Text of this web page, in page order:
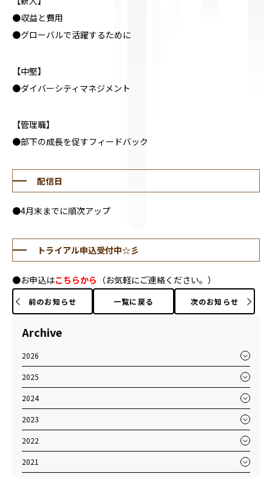
●収益と費用
●グローバルで活躍するために
【中堅】
●ダイバーシティマネジメント
【管理職】
●部下の成長を促すフィードバック
配信日
●4月末までに順次アップ
トライアル申込受付中☆彡
●お申込はこちらから （お気軽にご連絡ください。）
Archive
2026
2025
2024
2023
2022
2021
前のお知らせ 一覧に戻る 次のお知らせ